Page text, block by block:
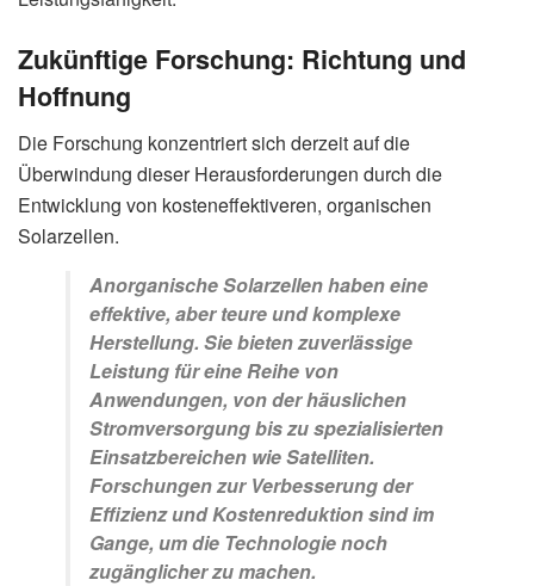
Zukünftige Forschung: Richtung und
Hoffnung
Die Forschung konzentriert sich derzeit auf die
Überwindung dieser Herausforderungen durch die
Entwicklung von kosteneffektiveren, organischen
Solarzellen.
Anorganische Solarzellen haben eine
effektive, aber teure und komplexe
Herstellung. Sie bieten zuverlässige
Leistung für eine Reihe von
Anwendungen, von der häuslichen
Stromversorgung bis zu spezialisierten
Einsatzbereichen wie Satelliten.
Forschungen zur Verbesserung der
Effizienz und Kostenreduktion sind im
Gange, um die Technologie noch
zugänglicher zu machen.